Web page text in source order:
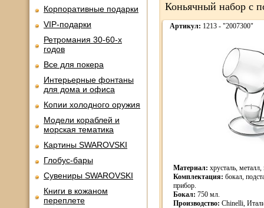
Корпоративные подарки
VIP-подарки
Ретромания 30-60-х
годов
Все для покера
Интерьерные фонтаны
для дома и офиса
Копии холодного оружия
Модели кораблей и
морская тематика
Картины SWAROVSKI
Глобус-бары
Сувениры SWAROVSKI
Книги в кожаном
переплете
Коньячный набор с
Артикул: 1213 - "2007300"
Материал: хрусталь,
Комплектация: бокал,
прибор.
Бокал: 750 мл.
Производство: Chinelli,